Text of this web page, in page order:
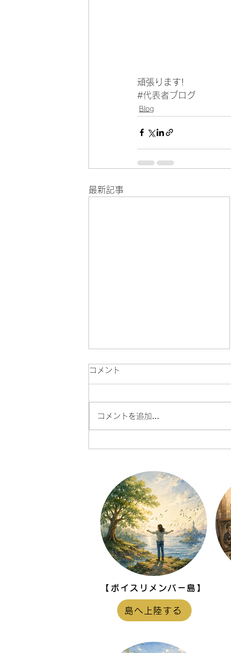
頑張ります!
#代表者ブログ
Blog
最新記事
自分を責める声より、自分の
コメント
コメントを追加…
【ボイスリメンバー島】
島へ上陸する